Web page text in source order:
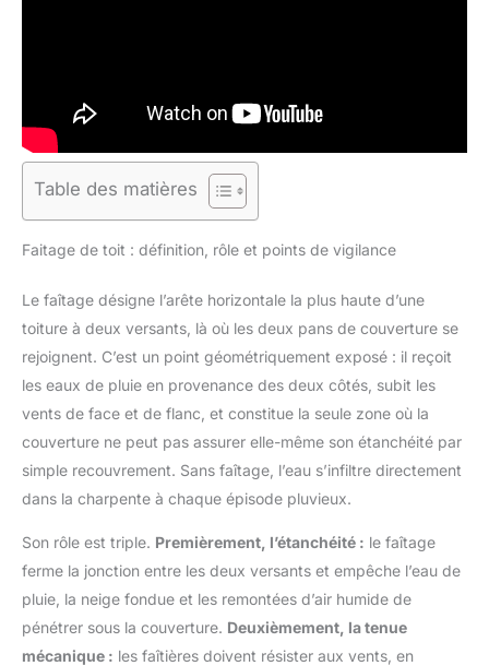
Table des matières
Faitage de toit : définition, rôle et points de vigilance
Le faîtage désigne l’arête horizontale la plus haute d’une
toiture à deux versants, là où les deux pans de couverture se
rejoignent. C’est un point géométriquement exposé : il reçoit
les eaux de pluie en provenance des deux côtés, subit les
vents de face et de flanc, et constitue la seule zone où la
couverture ne peut pas assurer elle-même son étanchéité par
simple recouvrement. Sans faîtage, l’eau s’infiltre directement
dans la charpente à chaque épisode pluvieux.
Son rôle est triple. Premièrement, l’étanchéité : le faîtage
ferme la jonction entre les deux versants et empêche l’eau de
pluie, la neige fondue et les remontées d’air humide de
pénétrer sous la couverture. Deuxièmement, la tenue
mécanique : les faîtières doivent résister aux vents, en